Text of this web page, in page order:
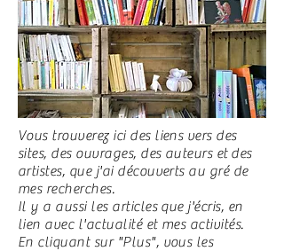
Vous trouverez ici des liens vers des
sites, des ouvrages, des auteurs et des
artistes, que j'ai découverts au gré de
mes recherches.
Il y a aussi les articles que j'écris, en
lien avec l'actualité et mes activités.
En cliquant sur "Plus", vous les